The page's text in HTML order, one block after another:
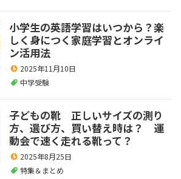
小学生の英語学習はいつから？楽
しく身につく家庭学習とオンライ
ン活用法
2025年11月10日
中学受験
子どもの靴 正しいサイズの測り
方、選び方、買い替え時は？ 運
動会で速く走れる靴って？
2025年8月25日
特集＆まとめ